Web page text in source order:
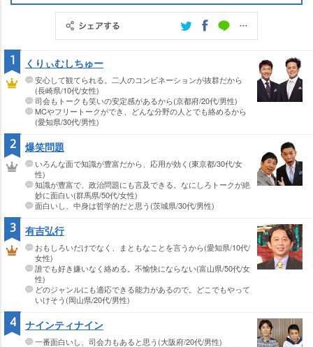
くりぃむしちゅー
安心して観てられる。二人のコンビネーションが抜群だから
(長崎県/10代/女性)
司会もトークも笑いの安定感があるから(京都府/20代/男性)
MCやフリートークができ、どんな分野の人とでも絡めるから
(愛知県/30代/男性)
1
爆笑問題
いろんな面で知識が豊富だから、応用が効く(東京都/30代/女
性)
知識が豊富で、政治問題にも言及できる。なにしろトークが絶
妙に面白い(群馬県/50代/女性)
面白いし、中身は哲学的だと思う(茨城県/30代/男性)
2
有吉弘行
おもしろいだけでなく、まともなことを言うから(愛知県/10代/
女性)
誰でも好き嫌いなく絡める。不愉快にならない(富山県/50代/女
性)
どのジャンルにも適応できる能力があるので。どこでもやって
いけそう(岡山県/20代/男性)
3
ナインティナイン
一番面白いし、司会力もあると思う(大阪府/20代/男性)
4